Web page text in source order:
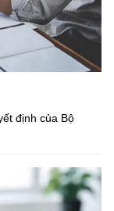
định của Bộ